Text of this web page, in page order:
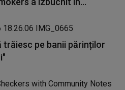
trăiesc pe banii părinților